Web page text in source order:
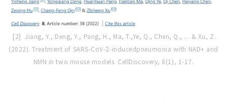
[2] Jiang, Y., Deng, Y., Pang, H., Ma, T.,Ye, Q., Chen, Q., ... & Xu, Z.
(2022). Treatment of SARS-CoV-2-inducedpneumonia with NAD+ and
NMN in two mouse models. CellDiscovery, 8(1), 1-17.